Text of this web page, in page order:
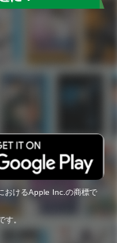
おけるApple Inc.の商標で
。